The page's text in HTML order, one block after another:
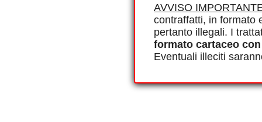
AVVISO
contraffatti, in formato
pertanto illegali. I
formato cartaceo
Eventuali illeciti